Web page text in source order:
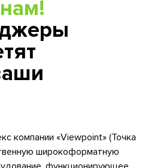
компании «Viewpoint» (Точка
широкоформатную